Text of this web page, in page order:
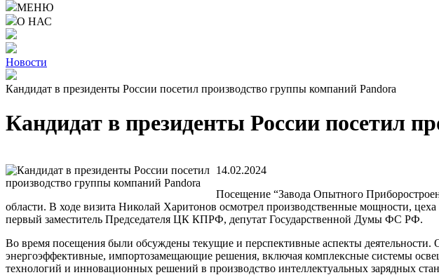
МЕНЮ
О НАС
Новости
Кандидат в президенты России посетил производство группы компаний Pandora
Кандидат в президенты России посетил
14.02.2024
Посещение “Завода Опытного
области. В ходе визита Николай Харитонов осмотрел производственные мощности,
первый заместитель Председателя ЦК КПРФ, депутат Государственной Думы ФС РФ.
Во время посещения были обсуждены текущие и перспективные аспекты деятельности.
энергоэффективные, импортозамещающие решения, включая комплексные системы
технологий и инновационных решений в производство интеллектуальных зарядных